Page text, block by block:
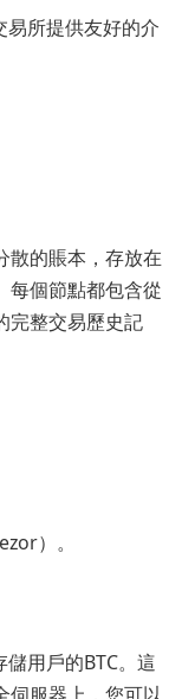
所提供友好的介
的賬本，存放在
每個節點都包含從
完整交易歷史記
）。
儲用戶的BTC。這